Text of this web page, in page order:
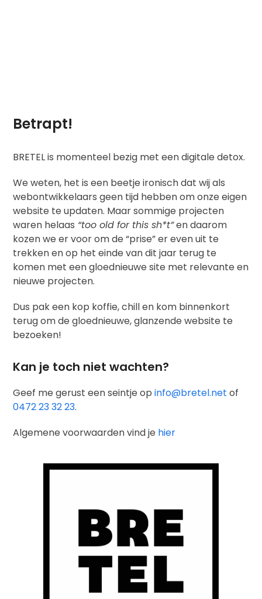
Betrapt!
BRETEL is momenteel bezig met een digitale detox.
We weten, het is een beetje ironisch dat wij als
webontwikkelaars geen tijd hebben om onze eigen
website te updaten. Maar sommige projecten
waren helaas “too old for this sh*t”en daarom
kozen we er voor om de “prise” er even uit te
trekken en op het einde van dit jaar terug te
komen met een gloednieuwe site met relevante en
nieuwe projecten.
Dus pak een kop koffie, chill en kom binnenkort
terug om de gloednieuwe, glanzende website te
bezoeken!
Kan je toch niet wachten?
Geef me gerust een seintje opinfo@bretel.net of
0472 23 32 23.
Algemene voorwaarden vind je hier